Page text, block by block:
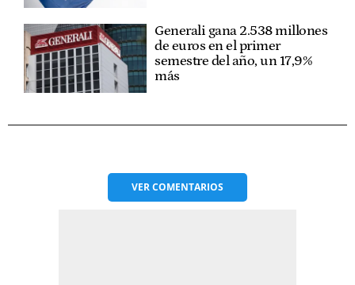
Generali gana 2.538 millones
de euros en el primer
semestre del año, un 17,9%
más
VERCOMENTARIOS